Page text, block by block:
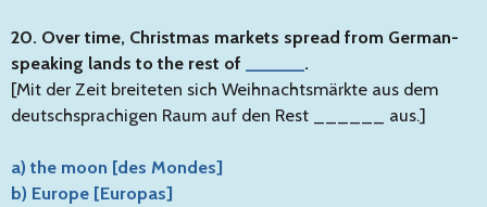
20. Over time, Christmas markets spread from German-
speaking lands to the rest of
.
[Mit der Zeit breiteten sich Weihnachtsmärkte aus dem
deutschsprachigen Raum auf den Rest ______ aus.]
a) the moon [des Mondes]
b) Europe [Europas]